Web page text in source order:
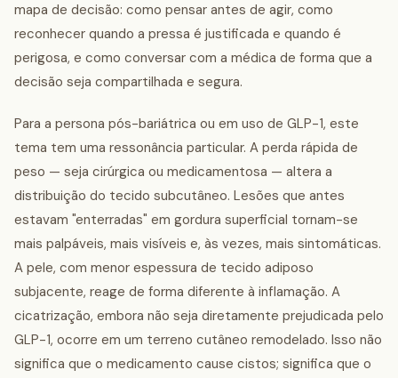
mapa de decisão: como pensar antes de agir, como
reconhecer quando a pressa é justificada e quando é
perigosa, e como conversar com a médica de forma que a
decisão seja compartilhada e segura.
Para a persona pós-bariátrica ou em uso de GLP-1, este
tema tem uma ressonância particular. A perda rápida de
peso — seja cirúrgica ou medicamentosa — altera a
distribuição do tecido subcutâneo. Lesões que antes
estavam "enterradas" em gordura superficial tornam-se
mais palpáveis, mais visíveis e, às vezes, mais sintomáticas.
A pele, com menor espessura de tecido adiposo
subjacente, reage de forma diferente à inflamação. A
cicatrização, embora não seja diretamente prejudicada pelo
GLP-1, ocorre em um terreno cutâneo remodelado. Isso não
significa que o medicamento cause cistos; significa que o